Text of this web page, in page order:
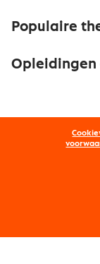
Netwerk en
Word lid van
Nevi PMI®
Populaire
Onderhandelen
Opleidingen
Maatwerk